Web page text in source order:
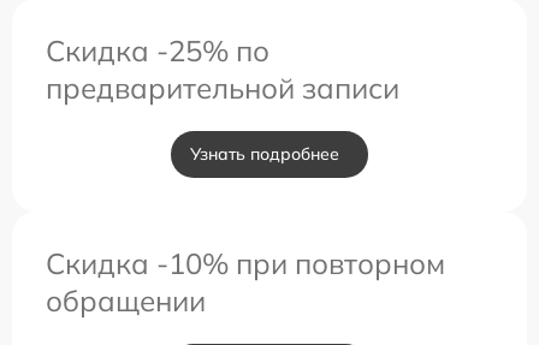
Скидка -25% по
предварительной записи
Узнать подробнее
Скидка -10% при повторном
обращении